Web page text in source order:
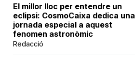
El millor lloc per entendre un
eclipsi: CosmoCaixa dedica una
jornada especial a aquest
fenomen astronòmic
Redacció